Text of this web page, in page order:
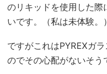
のリキッドを使用した際
いです。（私は未体験。）
ですがこれはPYREXガ
のでその心配がないそう